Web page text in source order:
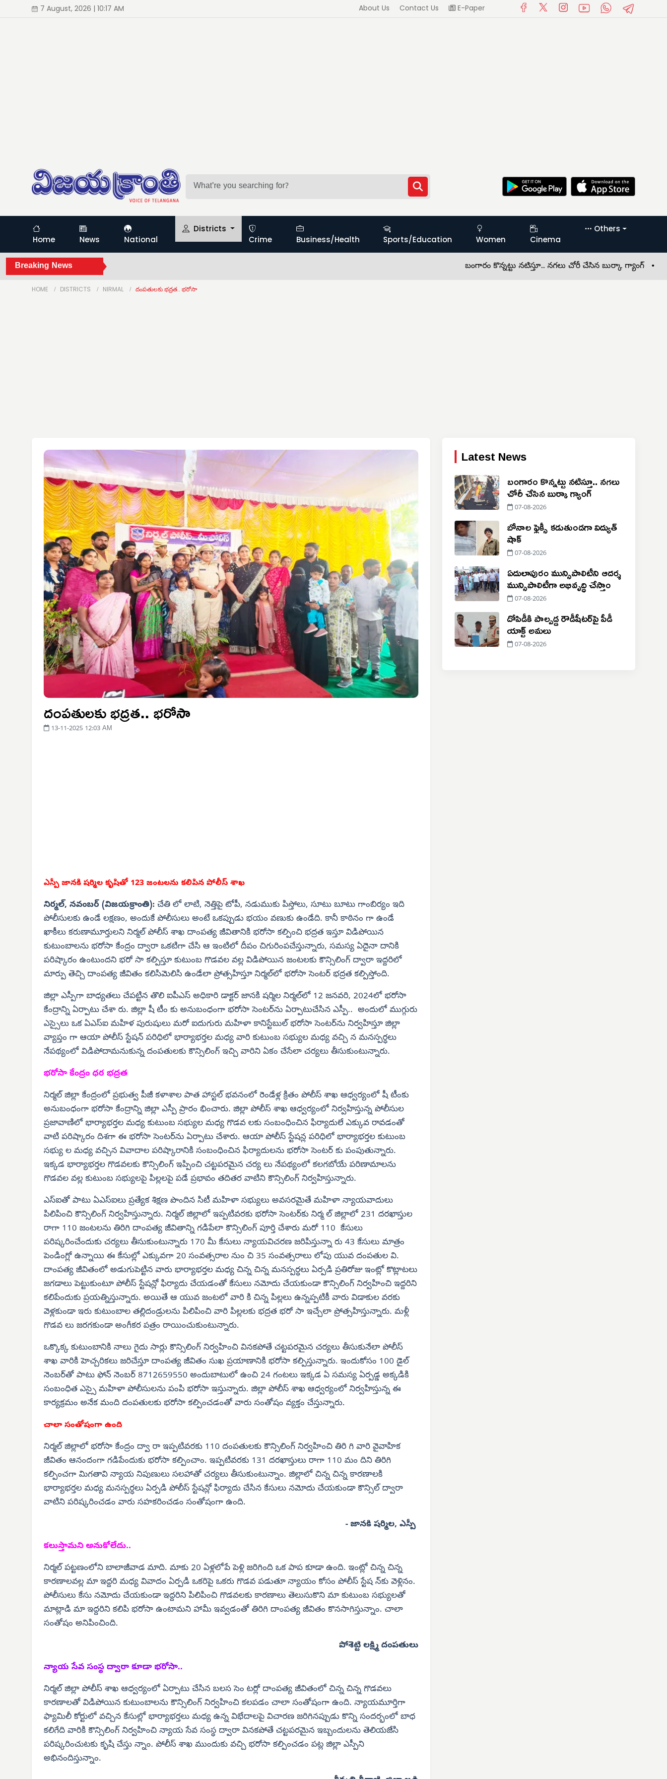
7 August, 2026 | 10:17 AM About Us Contact Us E-Paper
Home News National
Districts
Crime
Business/Health Sports/Education Women Cinema
Others
Breaking News బంగారం కొన్నట్టు నటిస్తూ.. నగలు చోరీ చేసిన బుర్కా గ్యాంగ్ • బోనాల
HOME DISTRICTS NIRMAL దంపతులకు భద్రత.. భరోసా
దంపతులకు భద్రత.. భరోసా
13-11-2025 12:03 AM
ఎస్పీ జానకి షర్మిల కృషితో 123 జంటలను కలిపిన పోలీస్ శాఖ
నిర్మల్, నవంబర్ (విజయక్రాంతి): చేతి లో లాటి, నెత్తిపై టోపీ, నడుముకు పిస్తోలు, సూటు బూటు గాంబిర్యం ఇది
పోలీసులకు ఉండే లక్షణం, అందుకే పోలీసులు అంటే ఒకప్పుడు భయం వణుకు ఉండేది. కానీ కాఠినం గా ఉండే
ఖాకీలు కరుణామూర్తులని నిర్మల్ పోలీస్ శాఖ దాంపత్య జీవితానికి భరోసా కల్పించి భద్రత ఇస్తూ విడిపోయిన
కుటుంబాలను భరోసా కేంద్రం ద్వారా ఒకటిగా చేసి ఆ ఇంటిలో దీపం చిగురింపచేస్తున్నారు, సమస్య ఏదైనా దానికి
పరిష్కారం ఉంటుందని భరో సా కల్పిస్తూ కుటుంబ గొడవల వల్ల విడిపోయిన జంటలకు కౌన్సిలింగ్ ద్వారా ఇద్దరిలో
మార్పు తెచ్చి దాంపత్య జీవితం కలిసిమెలిసి ఉండేలా ప్రోత్సహిస్తూ నిర్మల్‌లో భరోసా సెంటర్ భద్రత కల్పిస్తోంది.
జిల్లా ఎస్పీగా బాధ్యతలు చేపట్టిన తొలి ఐపీఎస్ అధికారి డాక్టర్ జానకి షర్మిల నిర్మల్‌లో 12 జనవరి, 2024లో భరోసా
కేంద్రాన్ని ఏర్పాటు చేశా రు. జిల్లా షీ టీం కు అనుబంధంగా భరోసా సెంటర్‌ను ఏర్పాటుచేసిన ఎస్పీ.. అందులో ముగ్గురు
ఎస్సైలు ఒక ఏఎస్‌ఐ మహిళ పురుషులు మరో ఐదుగురు మహిళా కానిస్టేబుల్ భరోసా సెంటర్‌ను నిర్వహిస్తూ జిల్లా
వ్యాప్తం గా ఆయా పోలీస్ స్టేషన్ పరిధిలో భార్యాభర్తల మధ్య వారి కుటుంబ సభ్యుల మధ్య వచ్చి న మనస్పర్ధలు
నేపథ్యంలో విడిపోదామనుకున్న దంపతులకు కౌన్సిలింగ్ ఇచ్చి వారిని ఏకం చేసేలా చర్యలు తీసుకుంటున్నారు.
భరోసా కేంద్రం ధర భద్రత
నిర్మల్ జిల్లా కేంద్రంలో ప్రభుత్వ పీజీ కళాశాల పాత హాస్టల్ భవనంలో రెండేళ్ల క్రితం పోలీస్ శాఖ ఆధ్వర్యంలో షీ టీంకు
అనుబంధంగా భరోసా కేంద్రాన్ని జిల్లా ఎస్పీ ప్రారం భించారు. జిల్లా పోలీస్ శాఖ ఆధ్వర్యంలో నిర్వహిస్తున్న పోలీసుల
ప్రజావాణిలో భార్యాభర్తల మధ్య కుటుంబ సభ్యుల మధ్య గొడవ లకు సంబంధించిన ఫిర్యాదులే ఎక్కువ రావడంతో
వాటి పరిష్కారం దిశగా ఈ భరోసా సెంటర్‌ను ఏర్పాటు చేశారు. ఆయా పోలీస్ స్టేషన్ల పరిధిలో భార్యాభర్తల కుటుంబ
సభ్యు ల మధ్య వచ్చిన వివాదాల పరిష్కారానికి సంబంధించిన ఫిర్యాదులను భరోసా సెంటర్ కు పంపుతున్నారు.
ఇక్కడ భార్యాభర్తల గొడవలకు కౌన్సిలింగ్ ఇప్పించి చట్టపరమైన చర్య లు నేపథ్యంలో కలగబోయే పరిణామాలను
గొడవల వల్ల కుటుంబ సభ్యులపై పిల్లలపై పడే ప్రభావం తదితర వాటిని కౌన్సిలింగ్ నిర్వహిస్తున్నారు.
ఎస్‌ఐతో పాటు ఏఎస్‌ఐలు ప్రత్యేక శిక్షణ పొందిన సిటీ మహిళా సభ్యులు అవసరమైతే మహిళా న్యాయవాదులు
పిలిపించి కౌన్సిలింగ్ నిర్వహిస్తున్నారు. నిర్మల్ జిల్లాలో ఇప్పటివరకు భరోసా సెంటర్‌కు నిర్మ ల్ జిల్లాలో 231 దరఖాస్తుల
రాగా 110 జంటలను తిరిగి దాంపత్య జీవితాన్ని గడిపేలా కౌన్సిలింగ్ పూర్తి చేశారు మరో 110 కేసులు
పరిష్కరించేందుకు చర్యలు తీసుకుంటున్నారు 170 మీ కేసులు న్యాయవిచరణ జరిపిస్తున్నా రు 43 కేసులు మాత్రం
పెండింగ్లో ఉన్నాయి ఈ కేసుల్లో ఎక్కువగా 20 సంవత్సరాల నుం చి 35 సంవత్సరాలు లోపు యువ దంపతుల వి.
దాంపత్య జీవితంలో అడుగుపెట్టిన వారు భార్యాభర్తల మధ్య చిన్న చిన్న మనస్పర్ధలు ఏర్పడి ప్రతిరోజు ఇంట్లో కొట్లాటలు
జగడాలు పెట్టుకుంటూ పోలీస్ స్టేషన్లో ఫిర్యాదు చేయడంతో కేసులు నమోదు చేయకుండా కౌన్సిలింగ్ నిర్వహించి ఇద్దరిని
కలిపేందుకు ప్రయత్నిస్తున్నారు. అయితే ఆ యువ జంటలో వారి కి చిన్న పిల్లలు ఉన్నప్పటికీ వారు విడాకుల వరకు
వెళ్లకుండా ఇరు కుటుంబాల తల్లిదండ్రులను పిలిపించి వారి పిల్లలకు భద్రత భరో సా ఇచ్చేలా ప్రోత్సహిస్తున్నారు. మళ్లీ
గొడవ లు జరగకుండా అంగీకర పత్రం రాయించుకుంటున్నారు.
ఒక్కొక్క కుటుంబానికి నాలు గైదు సార్లు కౌన్సిలింగ్ నిర్వహించి వినకపోతే చట్టపరమైన చర్యలు తీసుకునేలా పోలీస్
శాఖ వారికి హెచ్చరికలు జరిచేస్తూ దాంపత్య జీవితం సుఖ ప్రయాణానికి భరోసా కల్పిస్తున్నారు. ఇందుకోసం 100 డైల్
నెంబర్‌తో పాటు ఫోన్ నెంబర్ 8712659550 అందుబాటులో ఉంచి 24 గంటలు ఇక్కడ ఏ సమస్య ఏర్పడ్డ అక్కడికి
సంబంధిత ఎస్సై మహిళా పోలీసులను పంపి భరోసా ఇస్తున్నారు. జిల్లా పోలీస్ శాఖ ఆధ్వర్యంలో నిర్వహిస్తున్న ఈ
కార్యక్రమం అనేక మంది దంపతులకు భరోసా కల్పించడంతో వారు సంతోషం వ్యక్తం చేస్తున్నారు.
చాలా సంతోషంగా ఉంది
నిర్మల్ జిల్లాలో భరోసా కేంద్రం ద్వా రా ఇప్పటివరకు 110 దంపతులకు కౌన్సిలింగ్ నిర్వహించి తిరి గి వారి వైవాహిక
జీవితం ఆనందంగా గడిపేందుకు భరోసా కల్పించాం. ఇప్పటివరకు 131 దరఖాస్తులు రాగా 110 మం దిని తిరిగి
కల్పించగా మిగతావి న్యాయ నిపుణులు సలహాతో చర్యలు తీసుకుంటున్నాం. జిల్లాలో చిన్న చిన్న కారణాలకి
భార్యాభర్తల మధ్య మనస్పర్ధలు ఏర్పడి పోలీస్ స్టేషన్లో ఫిర్యాదు చేసిన కేసులు నమోదు చేయకుండా కౌన్సిల్ ద్వారా
వాటిని పరిష్కరించడం వారు సహకరించడం సంతోషంగా ఉంది.
- జానకి షర్మిల, ఎస్పీ
కలుస్తామని అనుకోలేదు..
నిర్మల్ పట్టణంలోని బాలాజీవాడ మాది. మాకు 20 ఏళ్లలోపే పెళ్లి జరిగింది ఒక పాప కూడా ఉంది. ఇంట్లో చిన్న చిన్న
కారణాలవల్ల మా ఇద్దరి మధ్య వివాదం ఏర్పడి ఒకరిపై ఒకరు గొడవ పడుతూ న్యాయం కోసం పోలీస్ స్టేష న్‌కు వెళ్లినం.
పోలీసులు కేసు నమోదు చేయకుండా ఇద్దరిని పిలిపించి గొడవలకు కారణాలు తెలుసుకొని మా కుటుంబ సభ్యులతో
మాట్లాడి మా ఇద్దరిని కలిపి భరోసా ఉంటామని హామీ ఇవ్వడంతో తిరిగి దాంపత్య జీవితం కొనసాగిస్తున్నాం. చాలా
సంతోషం అనిపించింది.
పోశెట్టి లక్ష్మి దంపతులు
న్యాయ సేవ సంస్థ ద్వారా కూడా భరోసా..
నిర్మల్ జిల్లా పోలీస్ శాఖ ఆధ్వర్యంలో ఏర్పాటు చేసిన బలస సెం టర్లో దాంపత్య జీవితంలో చిన్న చిన్న గొడవలు
కారణాలతో విడిపోయిన కుటుంబాలను కౌన్సిలింగ్ నిర్వహించి కలపడం చాలా సంతోషంగా ఉంది. న్యాయమూర్తిగా
ఫ్యామిలీ కోర్టులో వచ్చిన కేసుల్లో భార్యాభర్తలు మధ్య ఉన్న విభేదాలపై విచారణ జరిగినప్పుడు కొన్ని సందర్భంలో బాధ
కలిగేది వారికి కౌన్సిలింగ్ నిర్వహించి న్యాయ సేవ సంస్థ ద్వారా వినకపోతే చట్టపరమైన ఇబ్బందులను తెలియజేసి
పరిష్కరించుటకు కృషి చేస్తు న్నాం. పోలీస్ శాఖ ముందుకు వచ్చి భరోసా కల్పించడం పట్ల జిల్లా ఎస్పీని
అభినందిస్తున్నాం.
Latest News
బంగారం కొన్నట్టు నటిస్తూ.. నగలు
చోరీ చేసిన బుర్కా గ్యాంగ్
07-08-2026
బోనాల ఫ్లెక్సీ కడుతుండగా విద్యుత్
షాక్
07-08-2026
ఏదులాపురం మున్సిపాలిటీని ఆదర్శ
మున్సిపాలిటీగా అభివృద్ధి చేస్తాం
07-08-2026
దోపిడీకి పాల్పడ్డ రౌడీషీటర్‌పై పీడీ
యాక్ట్ అమలు
07-08-2026